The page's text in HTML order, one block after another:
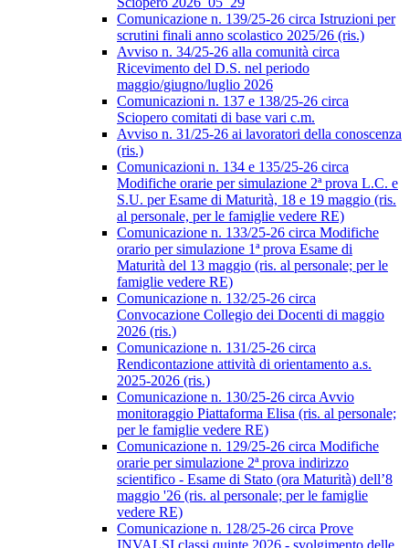
Comunicazione n. 139/25-26 circa Istruzioni per
scrutini finali anno scolastico 2025/26 (ris.)
Avviso n. 34/25-26 alla comunità circa
Ricevimento del D.S. nel periodo
maggio/giugno/luglio 2026
Comunicazioni n. 137 e 138/25-26 circa
Sciopero comitati di base vari c.m.
Avviso n. 31/25-26 ai lavoratori della conoscenza
(ris.)
Comunicazioni n. 134 e 135/25-26 circa
Modifiche orarie per simulazione 2ª prova L.C. e
S.U. per Esame di Maturità, 18 e 19 maggio (ris.
al personale, per le famiglie vedere RE)
Comunicazione n. 133/25-26 circa Modifiche
orario per simulazione 1ª prova Esame di
Maturità del 13 maggio (ris. al personale; per le
famiglie vedere RE)
Comunicazione n. 132/25-26 circa
Convocazione Collegio dei Docenti di maggio
2026 (ris.)
Comunicazione n. 131/25-26 circa
Rendicontazione attività di orientamento a.s.
2025-2026 (ris.)
Comunicazione n. 130/25-26 circa Avvio
monitoraggio Piattaforma Elisa (ris. al personale;
per le famiglie vedere RE)
Comunicazione n. 129/25-26 circa Modifiche
orarie per simulazione 2ª prova indirizzo
scientifico - Esame di Stato (ora Maturità) dell’8
maggio '26 (ris. al personale; per le famiglie
vedere RE)
Comunicazione n. 128/25-26 circa Prove